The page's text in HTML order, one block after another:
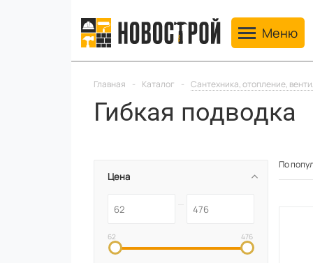
ToggleМеню
Главная - Каталог - Сантехника, отопление,
Гибкая подводка
Цена
62 476
По